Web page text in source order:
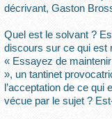
décrivant, Gaston
Quel est le solvant ?
discours sur ce qui est
« Essayez de
», un tantinet
l’acceptation de ce qui
vécue par le sujet ?